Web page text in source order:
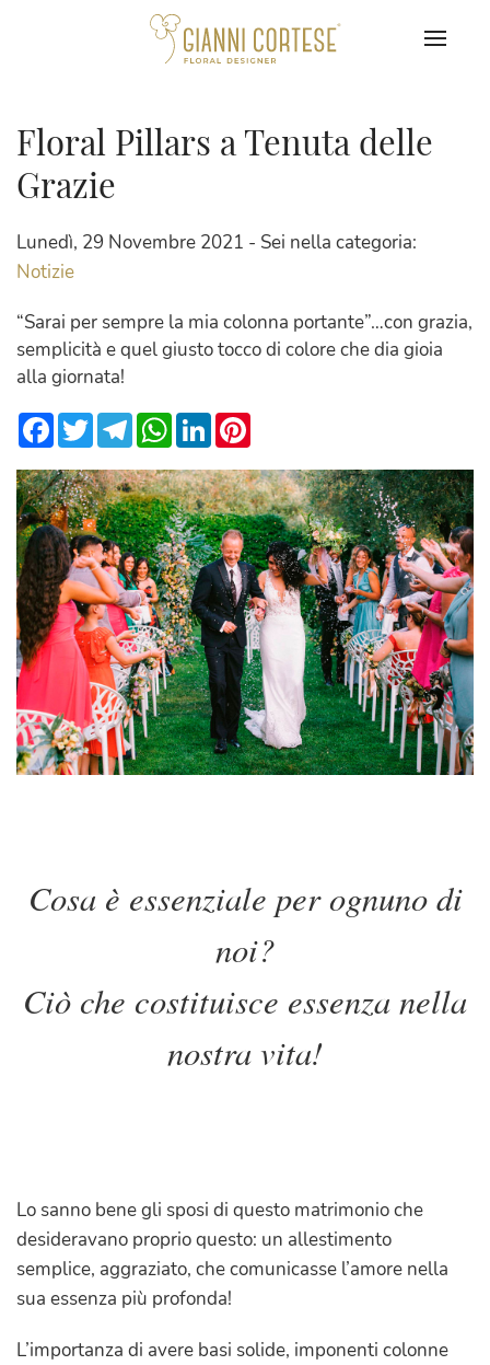
Floral Pillars a Tenuta delle
Grazie
Lunedì, 29 Novembre 2021 - Sei nella categoria:
Notizie
“Sarai per sempre la mia colonna portante”…con grazia,
semplicità e quel giusto tocco di colore che dia gioia
alla giornata!
Facebook
TwitterTelegramWhatsApp
LinkedIn
Cosa è essenziale per ognuno di
noi?
Ciò che costituisce essenza nella
nostra vita!
Lo sanno bene gli sposi di questo matrimonio che
desideravano proprio questo: un allestimento
semplice, aggraziato, che comunicasse l’amore nella
sua essenza più profonda!
L’importanza di avere basi solide, imponenti colonne